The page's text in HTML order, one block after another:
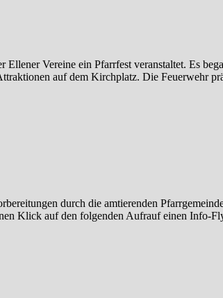
Vereine ein Pfarrfest veranstaltet. Es
auf dem Kirchplatz. Die Feuerwehr
durch die amtierenden
Klick auf den folgenden Aufrauf einen Info-